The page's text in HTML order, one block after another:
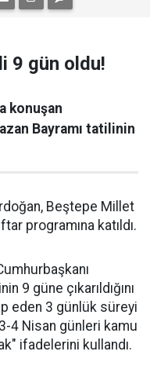
9 gün oldu!
konuşan
Bayramı tatilinin
Beştepe Millet
programına katıldı.
9 güne çıkarıldığını
eden 3 günlük süreyi
4 Nisan günleri kamu
ifadelerini kullandı.